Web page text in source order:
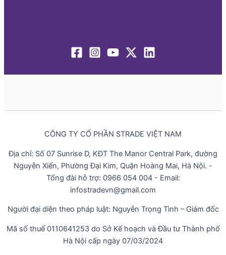
CÔNG TY CỔ PHẦN STRADE VIỆT NAM
Địa chỉ: Số 07 Sunrise D, KĐT The Manor Central Park, đường
Nguyễn Xiển, Phường Đại Kim, Quận Hoàng Mai, Hà Nội. -
Tổng đài hỗ trợ: 0966 054 004 - Email:
infostradevn@gmail.com
Người đại diện theo pháp luật: Nguyễn Trọng Tình – Giám đốc
Mã số thuế 0110641253 do Sở Kế hoạch và Đầu tư Thành phố
Hà Nội cấp ngày 07/03/2024